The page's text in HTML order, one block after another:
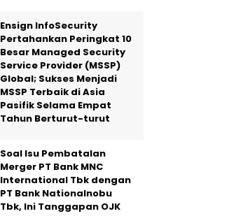
Ensign InfoSecurity
Pertahankan Peringkat 10
Besar Managed Security
Service Provider (MSSP)
Global; Sukses Menjadi
MSSP Terbaik di Asia
Pasifik Selama Empat
Tahun Berturut-turut
Soal Isu Pembatalan
Merger PT Bank MNC
International Tbk dengan
PT Bank Nationalnobu
Tbk, Ini Tanggapan OJK